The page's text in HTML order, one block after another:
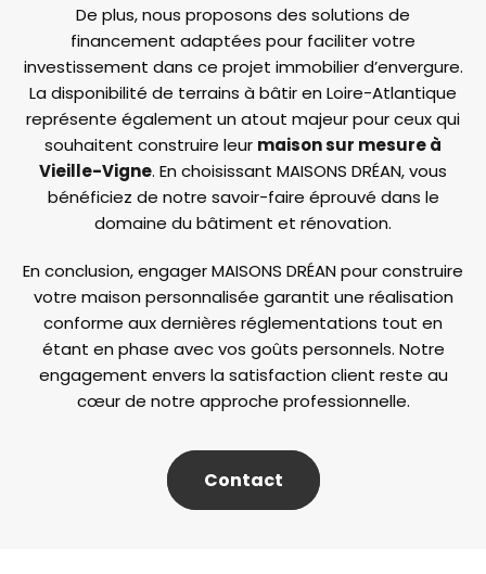
De plus, nous proposons des solutions de
financement adaptées pour faciliter votre
investissement dans ce projet immobilier d’envergure.
La disponibilité de terrains à bâtir en Loire-Atlantique
représente également un atout majeur pour ceux qui
souhaitent construire leur maison sur mesure à
Vieille-Vigne. En choisissant MAISONS DRÉAN, vous
bénéficiez de notre savoir-faire éprouvé dans le
domaine du bâtiment et rénovation.
En conclusion, engager MAISONS DRÉAN pour construire
votre maison personnalisée garantit une réalisation
conforme aux dernières réglementations tout en
étant en phase avec vos goûts personnels. Notre
engagement envers la satisfaction client reste au
cœur de notre approche professionnelle.
Contact